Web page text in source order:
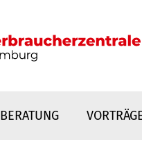
BERATUNG